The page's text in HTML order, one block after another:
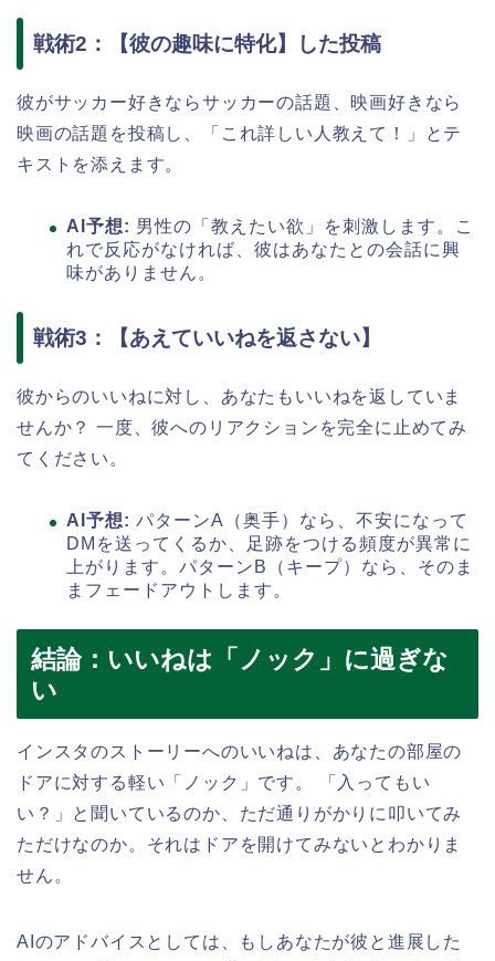
戦術2：【彼の趣味に特化】した投稿
彼がサッカー好きならサッカーの話題、映画好きなら
映画の話題を投稿し、「これ詳しい人教えて！」とテ
キストを添えます。
AI予想: 男性の「教えたい欲」を刺激します。こ
れで反応がなければ、彼はあなたとの会話に興
味がありません。
戦術3：【あえていいねを返さない】
彼からのいいねに対し、あなたもいいねを返していま
せんか？ 一度、彼へのリアクションを完全に止めてみ
てください。
AI予想: パターンA（奥手）なら、不安になって
DMを送ってくるか、足跡をつける頻度が異常に
上がります。パターンB（キープ）なら、そのま
まフェードアウトします。
結論：いいねは「ノック」に過ぎな
い
インスタのストーリーへのいいねは、あなたの部屋の
ドアに対する軽い「ノック」です。 「入ってもい
い？」と聞いているのか、ただ通りがかりに叩いてみ
ただけなのか。それはドアを開けてみないとわかりま
せん。
AIのアドバイスとしては、もしあなたが彼と進展した